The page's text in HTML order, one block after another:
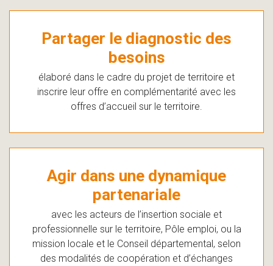
Partager le diagnostic des
besoins
élaboré dans le cadre du projet de territoire et
inscrire leur offre en complémentarité avec les
offres d’accueil sur le territoire.
Agir dans une dynamique
partenariale
avec les acteurs de l’insertion sociale et
professionnelle sur le territoire, Pôle emploi, ou la
mission locale et le Conseil départemental, selon
des modalités de coopération et d’échanges